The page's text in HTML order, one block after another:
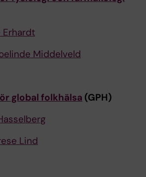
Erhardt
Middelveld
global folkhälsa (GPH)
Lind